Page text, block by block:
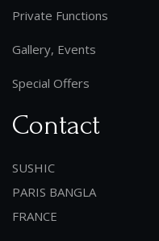
Private Functions
Gallery, Events
Special Offers
Contact
SUSHIC
PARIS BANGLA
FRANCE